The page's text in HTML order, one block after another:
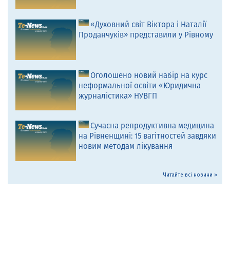
«Духовний світ Віктора і Наталії
Проданчуків» представили у Рівному
Оголошено новий набір на курс
неформальної освіти «Юридична
журналістика» НУВГП
Сучасна репродуктивна медицина
на Рівненщині: 15 вагітностей завдяки
новим методам лікування
Читайте всі новини »